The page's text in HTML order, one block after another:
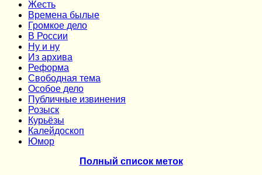
Жесть
Времена былые
Громкое дело
В России
Ну и ну
Из архива
Реформа
Cвободная тема
Особое дело
Публичные извинения
Розыск
Курьёзы
Калейдоскоп
Юмор
Полный список меток